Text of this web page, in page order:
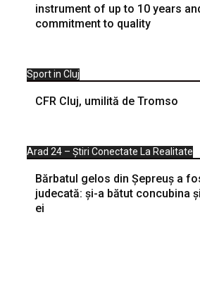
instrument of up to 10 years
commitment to quality
Sport in Cluj
CFR Cluj, umilită de Tromso
Arad 24 – Știri Conectate La Realitate
Bărbatul gelos din Șepreuș a
judecată: și-a bătut concubina
ei